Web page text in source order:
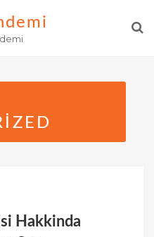
Hakkinda